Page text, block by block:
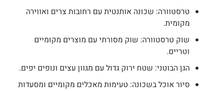
טרסטוורה: שכונה אותנטית עם רחובות צרים ואווירה
מקומית.
שוק טרסטוורה: שוק מסורתי עם מוצרים מקומיים
וטריים.
הגן הבוטני: שטח ירוק גדול עם מגוון עצים ונופים יפים.
סיור אוכל בשכונה: טעימות מאכלים מקומיים ומסעדות